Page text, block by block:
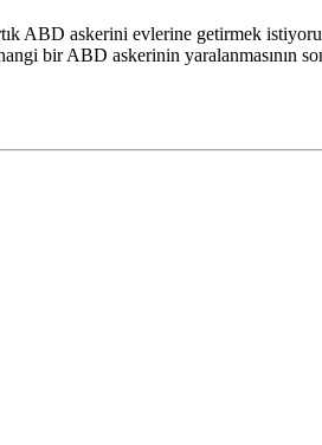
ABD askerini evlerine getirmek
bir ABD askerinin yaralanmasının